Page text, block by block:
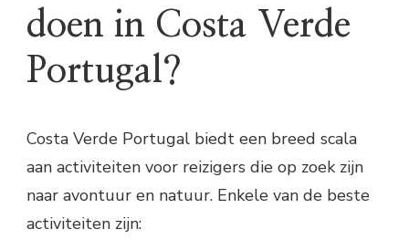
doen in Costa Verde
Portugal?
Costa Verde Portugal biedt een breed scala
aan activiteiten voor reizigers die op zoek zijn
naar avontuur en natuur. Enkele van de beste
activiteiten zijn: